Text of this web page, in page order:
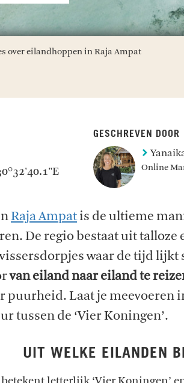
over eilandhoppen in Raja Ampat
GESCHREVEN DOOR
Online
Raja Ampatis de ultieme
De regio bestaat uit
waar de tijd lijkt
van eiland naar eiland te
puurheid. Laat je meevoeren
tussen de ‘Vier Koningen’.
UIT WELKE EILANDEN
letterlijk ‘Vier Koningen’